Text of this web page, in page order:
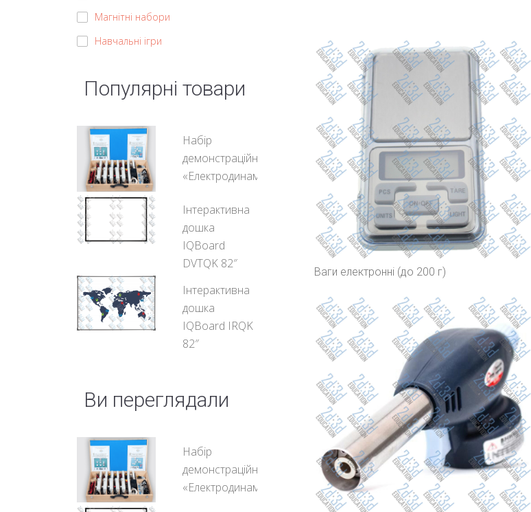
Магнітні набори
Навчальні ігри
Популярні товари
Набір
демонстраційний
«Електродинаміка»
Інтерактивна
дошка
IQBoard
DVTQK 82″
Інтерактивна
дошка
IQBoard IRQK
82″
Ви переглядали
Набір
демонстраційний
«Електродинаміка»
Ваги електронні (до 200 г)